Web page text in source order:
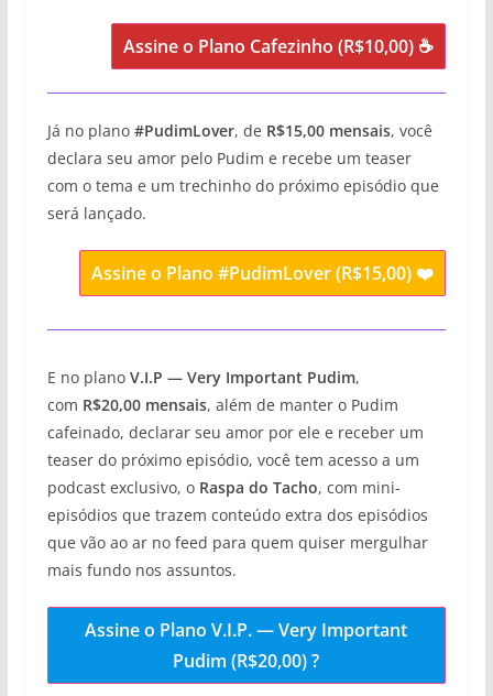
Assine o Plano Cafezinho (R$10,00) ☕
Já no plano #PudimLover, de R$15,00 mensais, você
declara seu amor pelo Pudim e recebe um teaser
com o tema e um trechinho do próximo episódio que
será lançado.
Assine o Plano #PudimLover (R$15,00) ❤️
E no plano V.I.P — Very Important Pudim,
com R$20,00 mensais, além de manter o Pudim
cafeinado, declarar seu amor por ele e receber um
teaser do próximo episódio, você tem acesso a um
podcast exclusivo, o Raspa do Tacho, com mini-
episódios que trazem conteúdo extra dos episódios
que vão ao ar no feed para quem quiser mergulhar
mais fundo nos assuntos.
Assine o Plano V.I.P. — Very Important
Pudim (R$20,00) ?